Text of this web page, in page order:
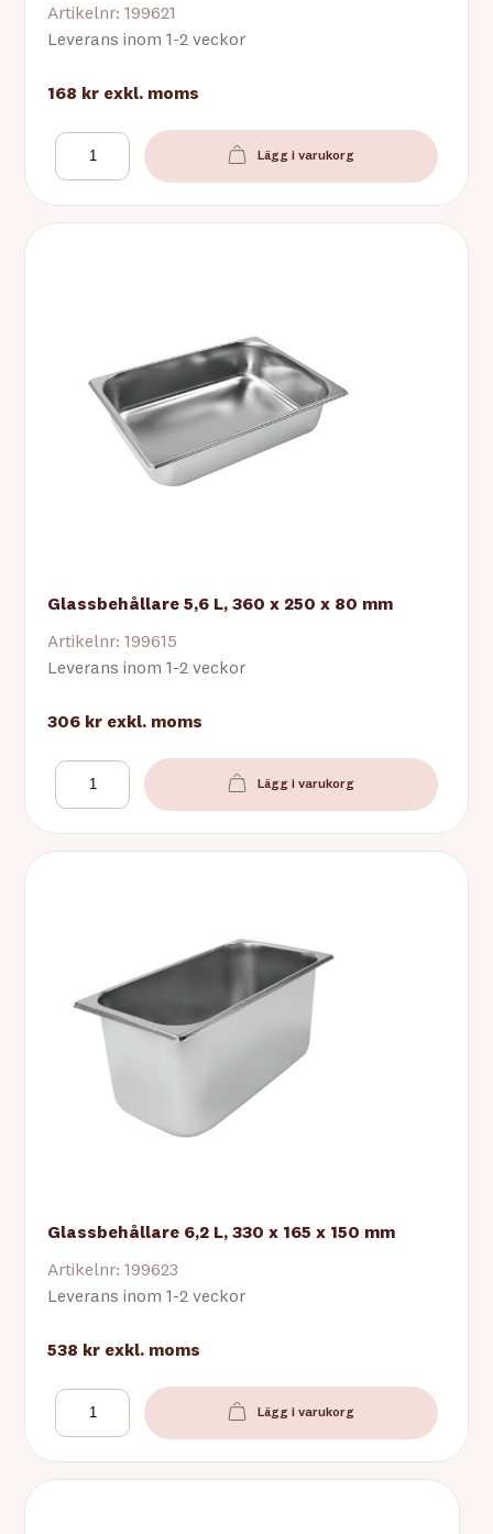
Artikelnr: 199621
Leverans inom 1-2 veckor
168 kr exkl. moms
Lägg i varukorg
Glassbehållare 5,6 L, 360 x 250 x 80 mm
Artikelnr: 199615
Leverans inom 1-2 veckor
306 kr exkl. moms
Lägg i varukorg
Glassbehållare 6,2 L, 330 x 165 x 150 mm
Artikelnr: 199623
Leverans inom 1-2 veckor
538 kr exkl. moms
Lägg i varukorg